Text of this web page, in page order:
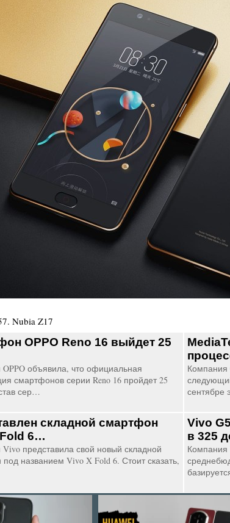
. Nubia Z17
OPPO Reno 16 выйдет 25
объявила, что официальная
смартфонов серии Reno 16 пройдет 25
сер…
Компания
сентябре
складной смартфон
6…
представила свой новый складной
названием Vivo X Fold 6. Стоит сказать,
Vivo
в 325
Компания